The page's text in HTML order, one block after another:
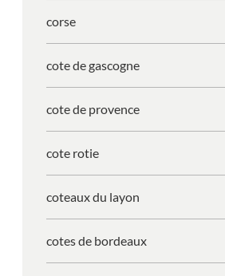
corse
cote de gascogne
cote de provence
cote rotie
coteaux du layon
cotes de bordeaux